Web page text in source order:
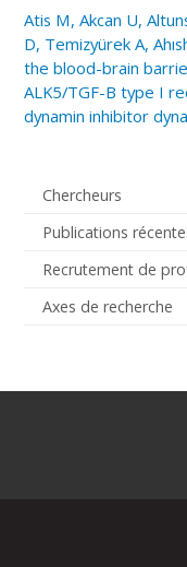
Chercheurs
Publications
Recrutement de
Axes de recherche
Atis M, Akcan U,
D, Temizyürek A,
the blood-brain
ALK5/TGF-Β type I
dynamin inhibitor